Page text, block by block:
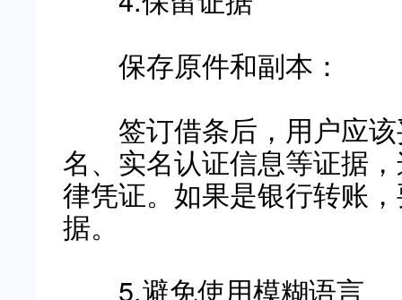
保存原件和副本：
签订借条后，用户应该
名、实名认证信息等证据
律凭证。如果是银行转账
据。
5.避免使用模糊语言